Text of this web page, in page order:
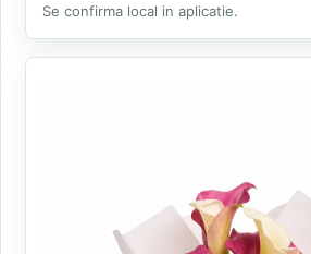
Se confirma local in aplicatie.